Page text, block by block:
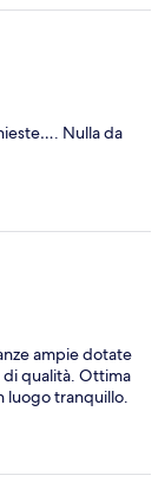
Nulla da
ampie dotate
di qualità. Ottima
luogo tranquillo.